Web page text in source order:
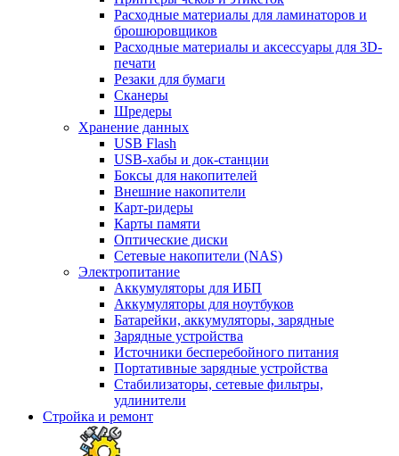
Расходные материалы для ламинаторов и
брошюровщиков
Расходные материалы и аксессуары для 3D-
печати
Резаки для бумаги
Сканеры
Шредеры
Хранение данных
USB Flash
USB-хабы и док-станции
Боксы для накопителей
Внешние накопители
Карт-ридеры
Карты памяти
Оптические диски
Сетевые накопители (NAS)
Электропитание
Аккумуляторы для ИБП
Аккумуляторы для ноутбуков
Батарейки, аккумуляторы, зарядные
Зарядные устройства
Источники бесперебойного питания
Портативные зарядные устройства
Стабилизаторы, сетевые фильтры,
удлинители
Стройка и ремонт